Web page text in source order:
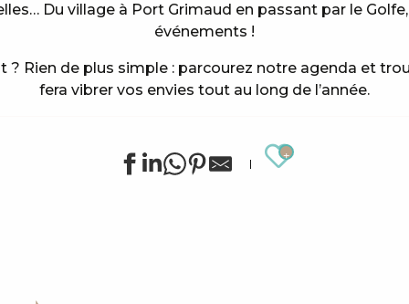
Du village à Port Grimaud en passant par le
événements !
? Rien de plus simple : parcourez notre agenda et
fera vibrer vos envies tout au long de l’année.
Ajouter